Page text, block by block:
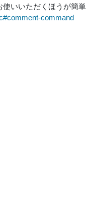
いいただくほうが簡
command